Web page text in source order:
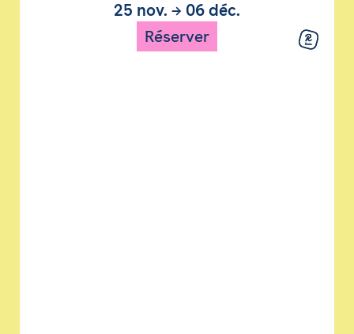
25 nov. → 06 déc.
Réserver